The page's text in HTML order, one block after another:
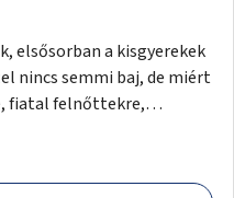
elsősorban a kisgyerekek
nincs semmi baj, de miért
fiatal felnőttekre,
játszóterének